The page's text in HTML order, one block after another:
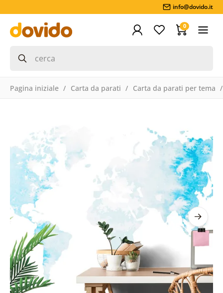
info@dovido.it
0
Pagina iniziale Carta da parati Carta da parati per tema